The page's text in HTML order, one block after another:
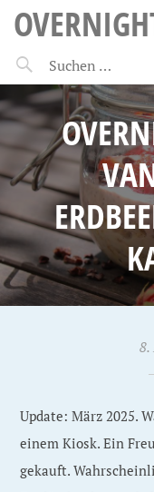
8.
Update: März 2025.
einem Kiosk. Ein
gekauft.